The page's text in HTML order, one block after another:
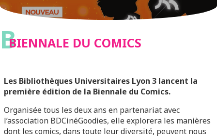
BBIENNALE DU COMICS
Les Bibliothèques Universitaires Lyon 3 lancent la
première édition de la Biennale du Comics.
Organisée tous les deux ans en partenariat avec
l’association BDCinéGoodies, elle explorera les manières
dont les comics, dans toute leur diversité, peuvent nous